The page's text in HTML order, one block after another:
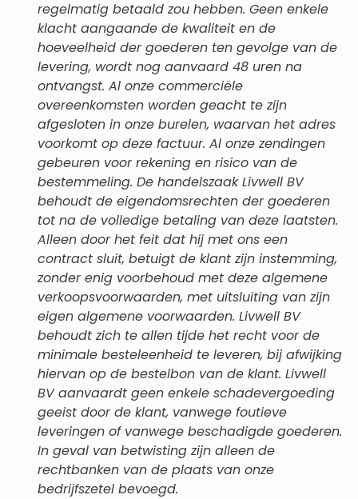
regelmatig betaald zou hebben. Geen enkele
klacht aangaande de kwaliteit en de
hoeveelheid der goederen ten gevolge van de
levering, wordt nog aanvaard 48 uren na
ontvangst. Al onze commerciële
overeenkomsten worden geacht te zijn
afgesloten in onze burelen, waarvan het adres
voorkomt op deze factuur. Al onze zendingen
gebeuren voor rekening en risico van de
bestemmeling. De handelszaak Livwell BV
behoudt de eigendomsrechten der goederen
tot na de volledige betaling van deze laatsten.
Alleen door het feit dat hij met ons een
contract sluit, betuigt de klant zijn instemming,
zonder enig voorbehoud met deze algemene
verkoopsvoorwaarden, met uitsluiting van zijn
eigen algemene voorwaarden. Livwell BV
behoudt zich te allen tijde het recht voor de
minimale besteleenheid te leveren, bij afwijking
hiervan op de bestelbon van de klant. Livwell
BV aanvaardt geen enkele schadevergoeding
geeist door de klant, vanwege foutieve
leveringen of vanwege beschadigde goederen.
In geval van betwisting zijn alleen de
rechtbanken van de plaats van onze
bedrijfszetel bevoegd.